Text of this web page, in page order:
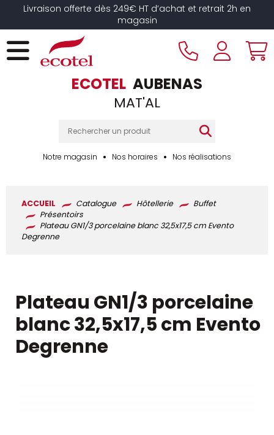
Livraison offerte dès 249€ HT d’achat et retrait 2h en
magasin
ECOTEL AUBENAS
MAT'AL
Notre magasin Nos horaires Nos réalisations
ACCUEIL Catalogue Hôtellerie
Buffet
Présentoirs
Plateau GN1/3 porcelaine blanc 32,5x17,5 cm Evento
Degrenne
Plateau GN1/3 porcelaine
blanc 32,5x17,5 cm Evento
Degrenne
Panneau de gestion des cookies